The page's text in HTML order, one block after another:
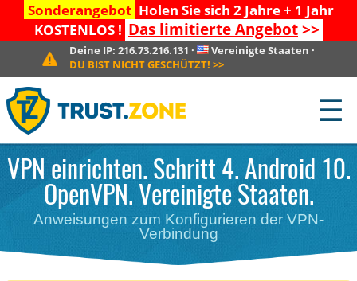
Sonderangebot Holen Sie sich 2 Jahre + 1 Jahr
KOSTENLOS ! Das limitierte Angebot>>
Deine IP: 216.73.216.131 · Vereinigte Staaten ·
DU BIST NICHT GESCHÜTZT! >>
☰
VPN einrichten. Schritt 4. Android 10.
OpenVPN. Vereinigte Staaten.
Anweisungen zum Konfigurieren der VPN-
Verbindung